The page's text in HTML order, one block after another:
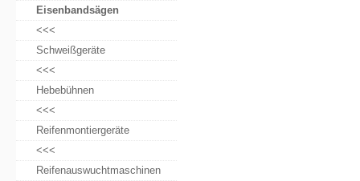
Eisenbandsägen
<<<
Schweißgeräte
<<<
Hebebühnen
<<<
Reifenmontiergeräte
<<<
Reifenauswuchtmaschinen